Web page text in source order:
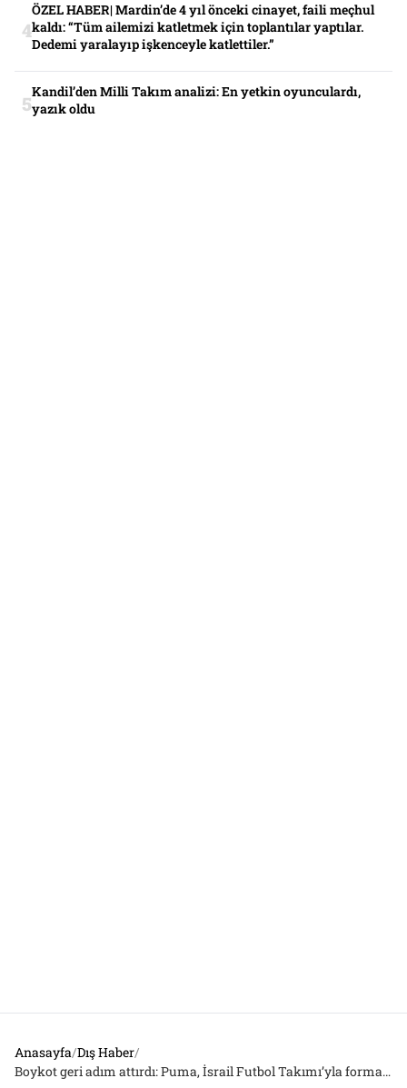
ÖZEL HABER| Mardin’de 4 yıl önceki cinayet, faili meçhul
kaldı: “Tüm ailemizi katletmek için toplantılar yaptılar.
Dedemi yaralayıp işkenceyle katlettiler.”
Kandil’den Milli Takım analizi: En yetkin oyunculardı,
yazık oldu
Anasayfa/Dış Haber/
Boykot geri adım attırdı: Puma, İsrail Futbol Takımı’yla forma sponsorluğu anlaşmasını yenilemeyecek